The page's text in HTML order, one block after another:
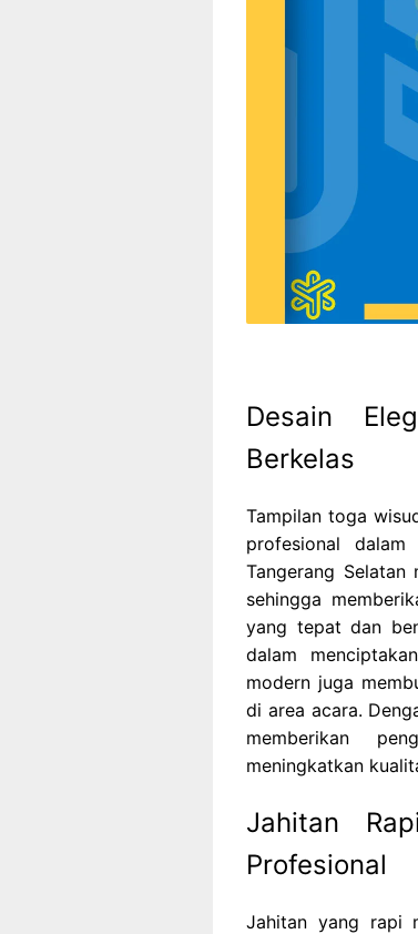
Desain
Berkelas
Tampilan toga
profesional
Tangerang
sehingga
yang tepat dan
dalam
modern juga
di area acara.
memberikan
meningkatkan
Jahitan
Profesional
Jahitan yang rapi